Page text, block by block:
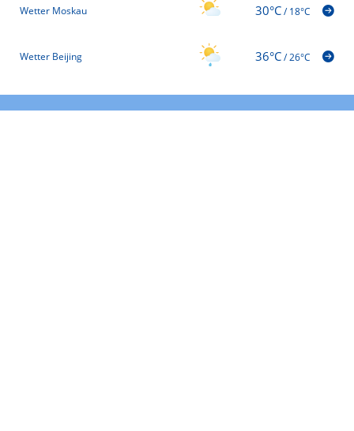
Wetter Moskau 30°C/18°C
Wetter Beijing 36°C/26°C